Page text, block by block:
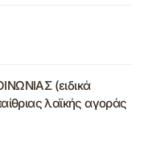
(ειδικά
λαϊκής αγοράς